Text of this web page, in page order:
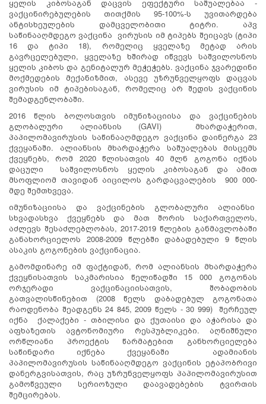
ყელის კიბოსაგან დაცვის ეფექტური საშუალებაა -
ვაქცინირებულების თითქმის 95-100%-ს უვითარდება
ანტისხეულების დამცველობითი ტიტრი. აპვ
საწინააღმდეგო ვაქცინა ვირუსის იმ ტიპებს შეიცავს (ტიპი
16 და ტიპი 18), რომელიც ყველაზე მეტად არის
გავრცელებული, ყველაზე ხშირად იწვევს საშვილოსნოს
ყელის კიბოს და გენიტალურ მეჭეჭებს. ვაქცინა ჯვარედინი
მოქმედების მექანიზმით, ასევე უზრუნველყოფს დაცვას
ვირუსის იმ ტიპებისაგან, რომელიც არ შედის ვაქცინის
შემადგენლობაში.
2016 წლის ბოლოსთვის იმუნიზაციისა და ვაქცინების
გლობალური ალიანსის (GAVI) მხარდაჭერით,
პაპილომავირუსის საწინააღმდეგო ვაქცინა დაინერგა 23
ქვეყანაში. ალიანსის მხარდაჭერა საშუალებას მისცემს
ქვეყნებს, რომ 2020 წლისათვის 40 მლნ გოგონა იქნას
დაცული საშვილოსნოს ყელის კიბოსაგან და ამით
მსოფლიომ თავიდან აიცილოს გარდაცვალების 900 000-
მდე შემთხვევა.
იმუნიზაციისა და ვაქცინების გლობალური ალიანსი
სხვადასხვა ქვეყნებს და მათ შორის საქართველოს,
აძლევს შესაძლებლობას, 2017-2019 წლების განმავლობაში
განახორციელოს 2008-2009 წლებში დაბადებული 9 წლის
ასაკის გოგონების ვაქცინაცია.
გამომდინარე იმ ფაქტიდან, რომ ალიანსის მხარდაჭერა
ქვეყნისათვის საკმარისია წელიწადში 15 000 გოგონას
ორჯერადი ვაქცინაციისათვის, შობადობის
გათვალისწინებით (2008 წელს დაბადებულ გოგონათა
რაოდენობა შეადგენს 24 845, 2009 წელს - 30 999) შერჩეულ
იქნა ქალაქები - თბილისი და ქუთაისი და აჭარისა და
აფხაზეთის ავტონომიური რესპუბლიკები. აღნიშნული
ორწლიანი პროექტის წარმატებით განხორციელება
საწინდარი იქნება ქვეყანაში ადამიანის
პაპილომავირუსის საწინააღმდეგო ვაქცინის ეტაპობრივი
დანერგვისათვის, რაც უზრუნველყოფს პაპილომავირუსით
გამოწვეული სერიოზული დაავადებების ტვირთის
შემცირებას.